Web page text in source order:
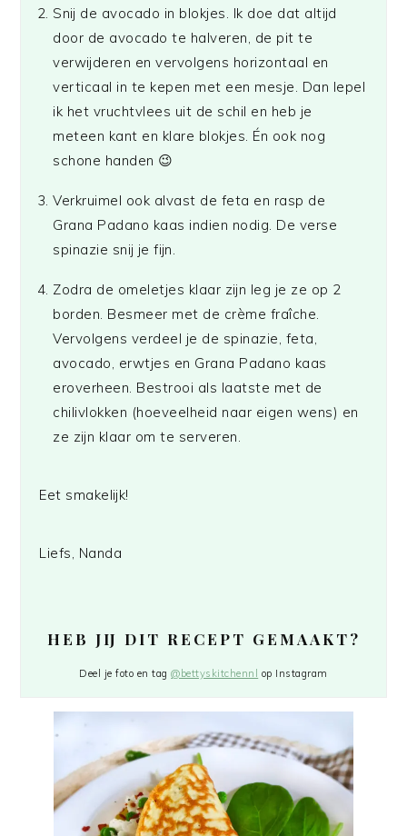
Snij de avocado in blokjes. Ik doe dat altijd
door de avocado te halveren, de pit te
verwijderen en vervolgens horizontaal en
verticaal in te kepen met een mesje. Dan lepel
ik het vruchtvlees uit de schil en heb je
meteen kant en klare blokjes. Én ook nog
schone handen 😉
Verkruimel ook alvast de feta en rasp de
Grana Padano kaas indien nodig. De verse
spinazie snij je fijn.
Zodra de omeletjes klaar zijn leg je ze op 2
borden. Besmeer met de crème fraîche.
Vervolgens verdeel je de spinazie, feta,
avocado, erwtjes en Grana Padano kaas
eroverheen. Bestrooi als laatste met de
chilivlokken (hoeveelheid naar eigen wens) en
ze zijn klaar om te serveren.
Eet smakelijk!
Liefs, Nanda
HEB JIJ DIT RECEPT GEMAAKT?
Deel je foto en tag@bettyskitchennl op Instagram